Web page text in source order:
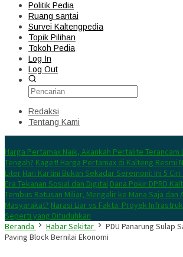
Politik Pedia
Ruang santai
Survei Kaltengpedia
Topik Pilihan
Tokoh Pedia
Log In
Log Out
Redaksi
Tentang Kami
Harga Pertamax Naik, Akankah Pertalite Terancam
Tengah? Kaget! Harga Pertamax di Kalteng Resmi
Liter Hari Kartini Bukan Sekadar Seremoni: Ini 5
Era Tekanan Sosial dan Digital Dana Pokir DPRD
Tembus Ratusan Miliar, Mengalir ke Mana Saja dan
Masyarakat? Narasi Liar vs Fakta: Proyek
Seperti yang Dituduhkan
Beranda
Habar Sekitar
PDU Panarung Sulap
Paving Block Bernilai Ekonomi